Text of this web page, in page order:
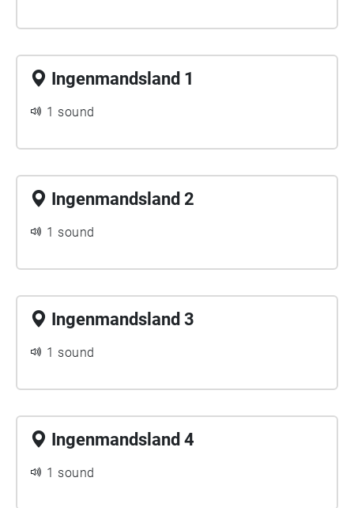
Ingenmandsland 1
1 sound
Ingenmandsland 2
1 sound
Ingenmandsland 3
1 sound
Ingenmandsland 4
1 sound